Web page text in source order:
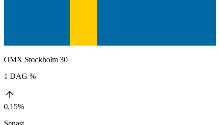
OMX Stockholm 30
1 DAG %
0,15%